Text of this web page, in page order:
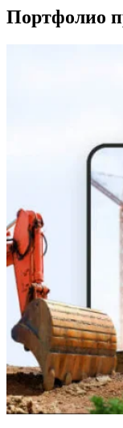
Портфолио